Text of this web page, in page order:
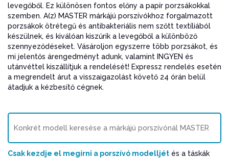
levegőből. Ez különösen fontos előny a papír porzsákokkal
szemben. A(z) MASTER márkájú porszívókhoz forgalmazott
porzsákok ötrétegű és antibakteriális nem szőtt textíliából
készülnek, és kiválóan kiszűrik a levegőből a különböző
szennyeződéseket. Vásároljon egyszerre több porzsákot, és
mi jelentős árengedményt adunk, valamint INGYEN és
utánvéttel kiszállítjuk a rendelését! Expressz rendelés esetén
a megrendelt árut a visszaigazolást követő 24 órán belül
átadjuk a kézbesítő cégnek.
Csak kezdje el megírni a porszívó modelljét és a táskák